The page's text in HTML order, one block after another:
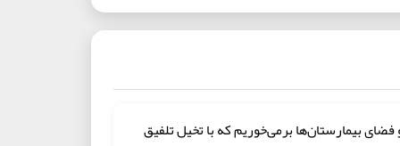
بیمارستان‌ها برمی‌خوریم که با تخیل تلفیق